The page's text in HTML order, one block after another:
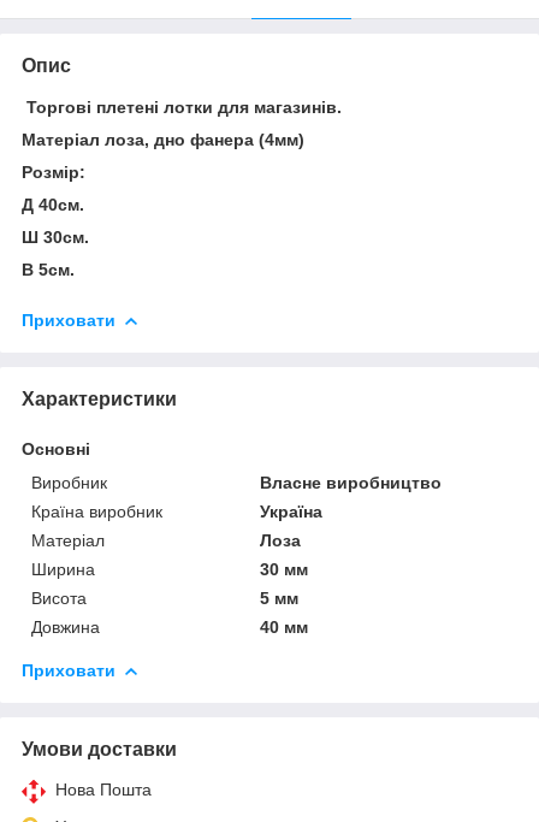
Опис
Торгові плетені лотки для магазинів.
Матеріал лоза, дно фанера (4мм)
Розмір:
Д 40см.
Ш 30см.
В 5см.
Приховати
Характеристики
Основні
Виробник
Власне виробництво
Країна виробник
Україна
Матеріал
Лоза
Ширина
30 мм
Висота
5 мм
Довжина
40 мм
Приховати
Умови доставки
Нова Пошта